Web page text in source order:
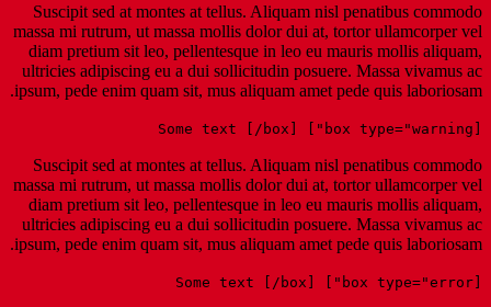
Suscipit sed at montes at
massa mi rutrum, ut massa
diam pretium sit leo,
ultricies adipiscing eu a dui
ipsum, pede enim quam sit, mus
Suscipit sed at montes at
massa mi rutrum, ut massa
diam pretium sit leo,
ultricies adipiscing eu a dui
ipsum, pede enim quam sit, mus